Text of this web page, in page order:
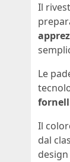
Il
Le
Il
dal